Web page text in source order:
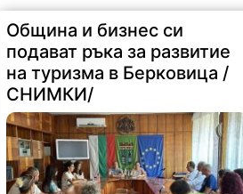
Община и бизнес си
подават ръка за развитие
на туризма в Берковица /
СНИМКИ/